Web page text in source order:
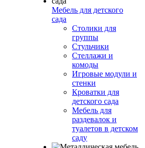
Мебель для детского
сада
Столики для
группы
Стульчики
Стеллажи и
комоды
Игровые модули и
стенки
Кроватки для
детского сада
Мебель для
раздевалок и
туалетов в детском
саду